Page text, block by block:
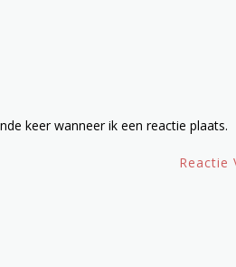
keer wanneer ik een reactie plaats.